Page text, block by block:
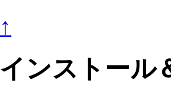
↑
インストール